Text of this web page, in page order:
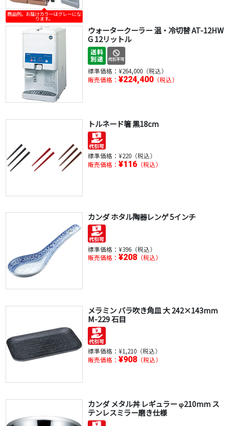
商品例。お届けカラーはグレーにな
ります。
ウォータークーラー 温・冷切替 AT-12HW
G 12リットル
標準価格： ¥264,000（税込）
販売価格： ¥224,400（税込）
トルネード箸 黒18cm
標準価格： ¥220（税込）
販売価格： ¥116（税込）
カンダ ホタル陶器レンゲ 5インチ
標準価格： ¥396（税込）
販売価格： ¥208（税込）
メラミン バラ吹き角皿 大 242×143mm
M-229 石目
標準価格： ¥1,210（税込）
販売価格： ¥908（税込）
カンダ メタル丼 レギュラー φ210mm ス
テンレスミラー磨き仕様